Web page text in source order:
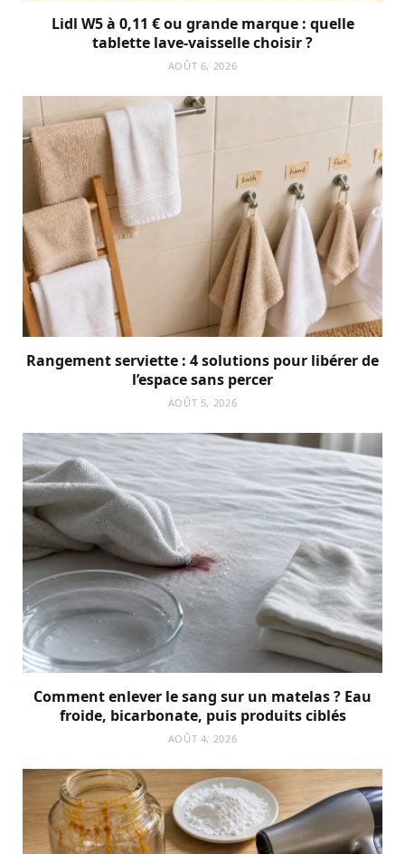
Lidl W5 à 0,11 € ou grande marque : quelle
tablette lave-vaisselle choisir ?
AOÛT 6, 2026
Rangement serviette : 4 solutions pour libérer de
l’espace sans percer
AOÛT 5, 2026
Comment enlever le sang sur un matelas ? Eau
froide, bicarbonate, puis produits ciblés
AOÛT 4, 2026